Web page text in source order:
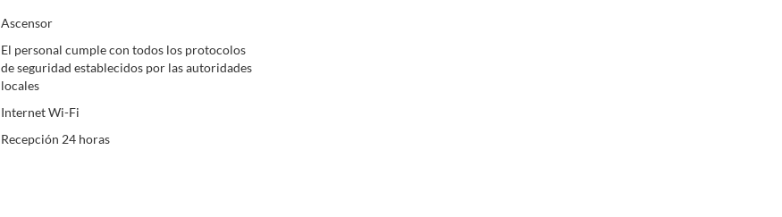
Ascensor
El personal cumple con todos los protocolos
de seguridad establecidos por las autoridades
locales
Internet Wi-Fi
Recepción 24 horas